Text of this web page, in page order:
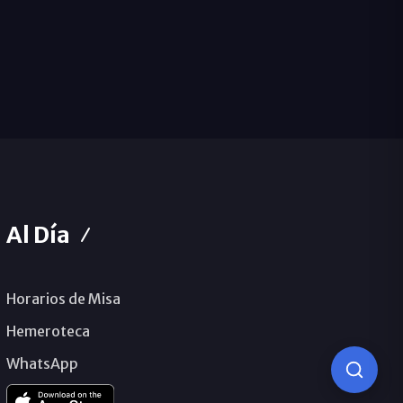
Al Día
Horarios de Misa
Hemeroteca
WhatsApp